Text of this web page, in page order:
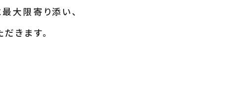
大限寄り添い、
きます。